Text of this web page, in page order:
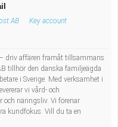
AB
Key account
driv affären framåt tillsammans
tillhör den danska familjeägda
i Sverige. Med verksamhet i
vi vård- och
näringsliv. Vi förenar
kundfokus. Vill du ta en